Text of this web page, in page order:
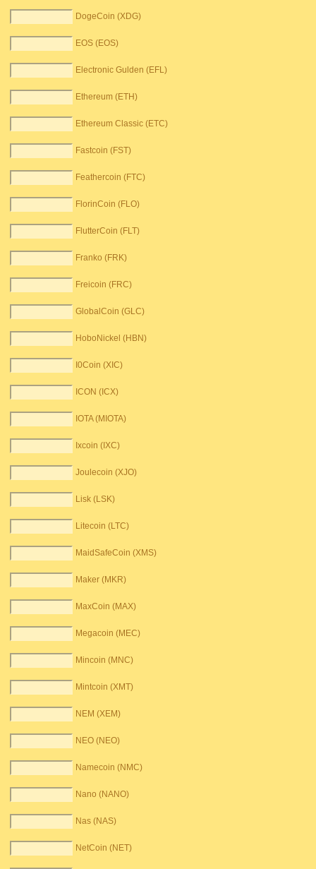
DogeCoin (XDG)
EOS (EOS)
Electronic Gulden (EFL)
Ethereum (ETH)
Ethereum Classic (ETC)
Fastcoin (FST)
Feathercoin (FTC)
FlorinCoin (FLO)
FlutterCoin (FLT)
Franko (FRK)
Freicoin (FRC)
GlobalCoin (GLC)
HoboNickel (HBN)
I0Coin (XIC)
ICON (ICX)
IOTA (MIOTA)
Ixcoin (IXC)
Joulecoin (XJO)
Lisk (LSK)
Litecoin (LTC)
MaidSafeCoin (XMS)
Maker (MKR)
MaxCoin (MAX)
Megacoin (MEC)
Mincoin (MNC)
Mintcoin (XMT)
NEM (XEM)
NEO (NEO)
Namecoin (NMC)
Nano (NANO)
Nas (NAS)
NetCoin (NET)